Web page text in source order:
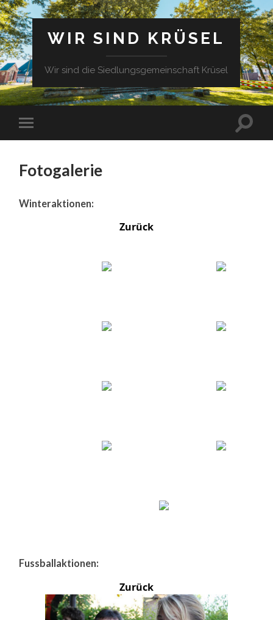
WIR SIND KRÜSEL
Wir sind die Siedlungsgemeinschaft Krüsel
Fotogalerie
Winteraktionen:
Zurück
Fussballaktionen:
Zurück